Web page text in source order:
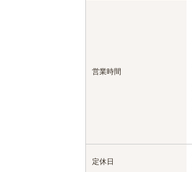
営業時間
定休日